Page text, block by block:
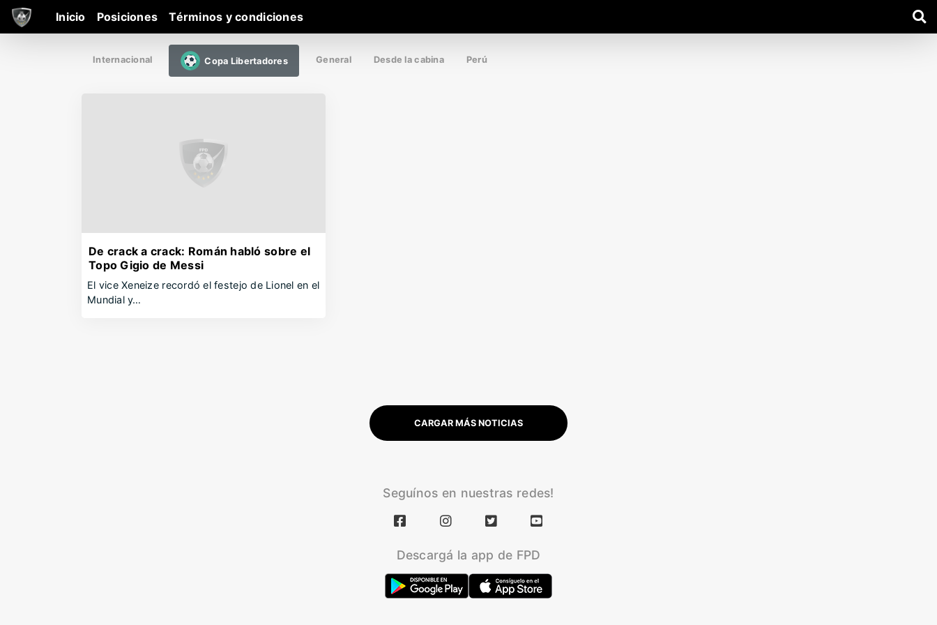
Inicio Posiciones Términos y condiciones
Internacional Copa Libertadores General Desde la cabina Perú
De crack a crack: Román habló sobre el
Topo Gigio de Messi
El vice Xeneize recordó el festejo de Lionel en el
Mundial y…
CARGAR MÁS NOTICIAS
Seguínos en nuestras redes!
Descargá la app de FPD